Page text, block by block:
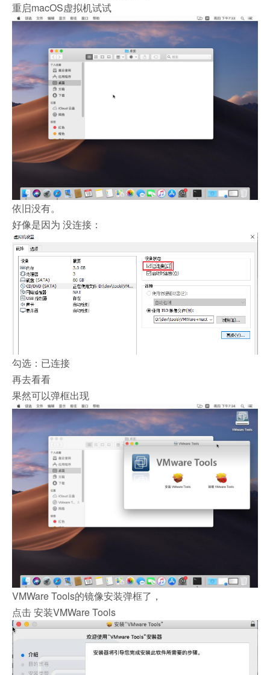
重启macOS虚拟机试试
依旧没有。
好像是因为 没连接：
勾选：已连接
再去看看
果然可以弹框出现
VMWare Tools的镜像安装弹框了，
点击 安装VMWare Tools